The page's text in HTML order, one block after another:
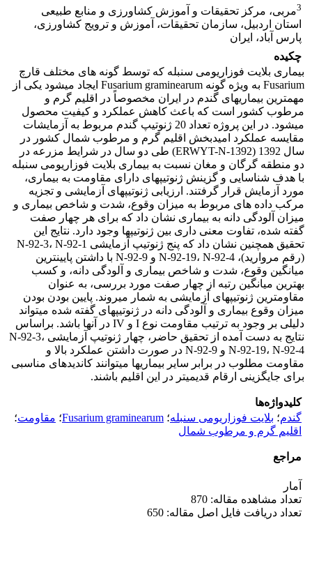
3مربی، مرکز تحقیقات و آموزش کشاورزی و منابع طبیعی
استان اردبیل، سازمان تحقیقات، آموزش و ترویج کشاورزی،
پارس آباد، ایران
چکیده
بیماری بلایت فوزاریومی سنبله که توسط گونه های مختلف قارچ
Fusarium به ویژه گونه Fusarium graminearum ایجاد میشود یکی از
مهمترین بیماریهای گندم در ایران مخصوصاً در اقلیم گرم و
مرطوب کشور است که باعث کاهش عملکرد و کیفیت محصول
میشود. در این پروژه تعداد 20 ژنوتیپ گندم مربوط به آزمایشات
مقایسه عملکرد امیدبخش اقلیم گرم و مرطوب شمال کشور در
سال 1392 (ERWYT-N-1392) طی دو سال در شرایط مزرعه در
دو منطقه گرگان و مغان نسبت به بیماری بلایت فوزاریومی سنبله
با هدف شناسایی و گزینش ژنوتیپهای دارای مقاومت به بیماری،
مورد آزمایش قرار گرفتند. ارزیابی ژنوتیپهای آزمایشی و تجزیه
مرکب داده های مربوط به میزان وقوع، شدت و شاخص بیماری و
میزان آلودگی دانه به بیماری نشان داد که برای هر چهار صفت
گفته شده، تفاوت معنی داری بین ژنوتیپها وجود دارد. نتایج این
تحقیق همچنین نشان داد که پنج ژنوتیپ آزمایشی N-92-3، N-92-1
(رقم مروارید)، N-92-19، N-92-4 و N-92-9 با داشتن پایینترین
میانگین وقوع، شدت و شاخص بیماری و آلودگی دانه، و کسب
بهترین میانگین رتبه از چهار صفت مورد بررسی، به عنوان
مقاومترین ژنوتیپهای آزمایشی به شمار میروند. پایین بودن بودن
میزان وقوع بیماری و آلودگی دانه در ژنوتیپهای گفته شده میتواند
دلیلی بر وجود به ترتیب مقاومت نوع I و IV در آنها باشد. براساس
نتایج به دست آمده از تحقیق حاضر، چهار ژنوتیپ آزمایشی N-92-3،
N-92-19، N-92-4 و N-92-9 در صورت داشتن عملکرد بالا و
مقاومت مطلوب در برابر سایر بیماریها میتوانند کاندیدهای مناسبی
برای جایگزینی ارقام قدیمیتر در این اقلیم باشند.
کلیدواژه‌ها
گندم؛ بلایت فوزاریومی سنبله؛ Fusarium graminearum؛ مقاومت؛
اقلیم گرم و مرطوب شمال
مراجع
آمار
تعداد مشاهده مقاله: 870
تعداد دریافت فایل اصل مقاله: 650